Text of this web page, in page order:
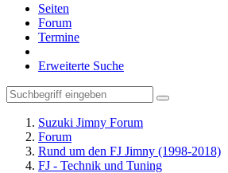
Seiten
Forum
Termine
Erweiterte Suche
Suzuki Jimny Forum
Forum
Rund um den FJ Jimny (1998-2018)
FJ - Technik und Tuning